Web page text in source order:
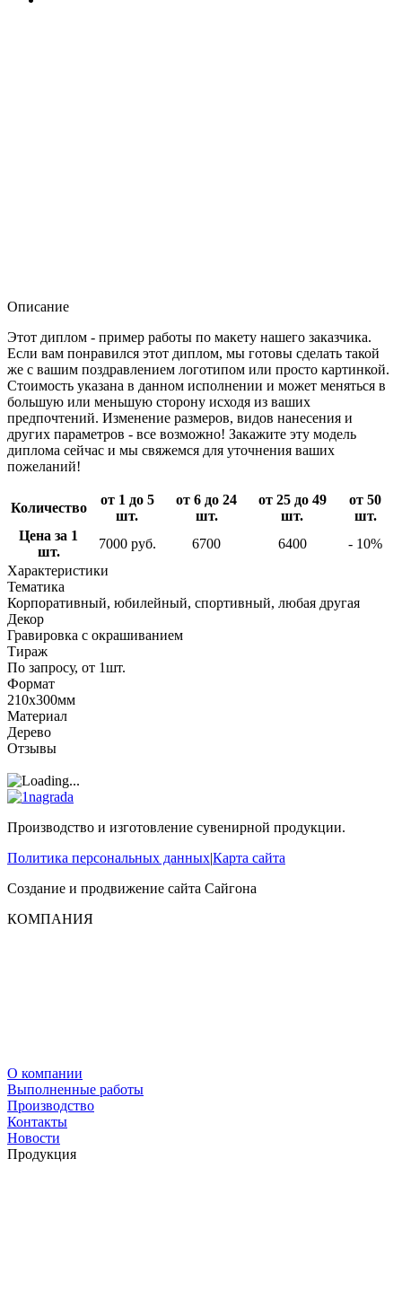
Описание
Этот диплом - пример работы по макету нашего заказчика.
Если вам понравился этот диплом, мы готовы сделать такой
же с вашим поздравлением логотипом или просто картинкой.
Стоимость указана в данном исполнении и может меняться в
большую или меньшую сторону исходя из ваших
предпочтений. Изменение размеров, видов нанесения и
других параметров - все возможно! Закажите эту модель
диплома сейчас и мы свяжемся для уточнения ваших
пожеланий!
Количество
от 1 до 5
шт.
от 6 до 24
шт.
от 25 до 49
шт.
от 50
шт.
Цена за 1
шт.
7000 руб. 6700 6400
- 10%
Характеристики
Тематика
Корпоративный, юбилейный, спортивный, любая другая
Декор
Гравировка с окрашиванием
Тираж
По запросу, от 1шт.
Формат
210х300мм
Материал
Дерево
Отзывы
Производство и изготовление сувенирной продукции.
Политика персональных данных|Карта сайта
Создание и продвижение сайта Сайгона
КОМПАНИЯ
О компании
Выполненные работы
Производство
Контакты
Новости
Продукция